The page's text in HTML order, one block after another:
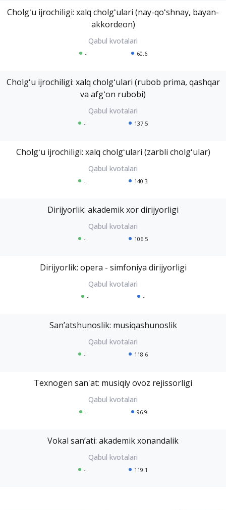
Cholgʻu ijrochiligi: xalq cholgʻulari (nay-qoʻshnay, bayan-
akkordeon)
- 60.6
Cholgʻu ijrochiligi: xalq cholgʻulari (rubob prima, qashqar
va afgʻon rubobi)
- 137.5
Cholgʻu ijrochiligi: xalq cholgʻulari (zarbli cholgʻular)
- 140.3
Dirijyorlik: akademik xor dirijyorligi
- 106.5
Dirijyorlik: opera - simfoniya dirijyorligi
- -
Sanʼatshunoslik: musiqashunoslik
- 118.6
Texnogen san'at: musiqiy ovoz rejissorligi
- 96.9
Vokal sanʼati: akademik xonandalik
- 119.1